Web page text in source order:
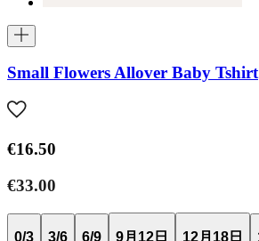
Small Flowers Allover Baby Tshirt
€16.50
€33.00
0/3 3/6 6/9 9月12日 12月18日